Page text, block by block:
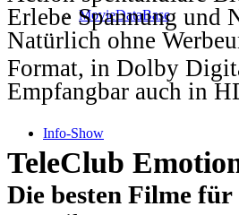
MovieDataBase
Info-Show
Erlebe Spannung und
Natürlich ohne
Format, in Dolby
Empfangbar auch in
TeleClub
Die besten Filme